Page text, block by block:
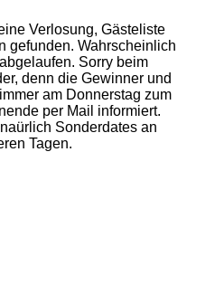
Verlosung, Gästeliste
gefunden. Wahrscheinlich
Sorry beim
denn die Gewinner und
am Donnerstag zum
per Mail informiert.
Sonderdates an
Tagen.